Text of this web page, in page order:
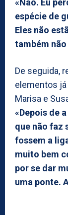
«Não. Eu
espécie de
Eles não
também
De seguida,
elementos
Marisa e
«Depois de
que não faz
fossem a
muito bem
por se dar
uma ponte.